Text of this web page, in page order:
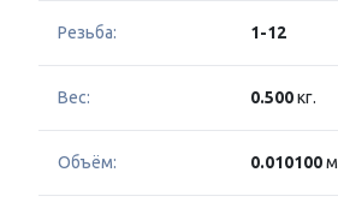
Резьба: 1-12
Вес: 0.500кг.
Объём: 0.010100м